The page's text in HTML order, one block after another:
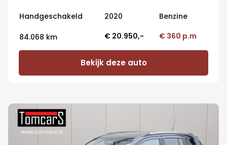
Handgeschakeld 2020 Benzine
84.068 km € 20.950,- € 360 p.m
Bekijk deze auto